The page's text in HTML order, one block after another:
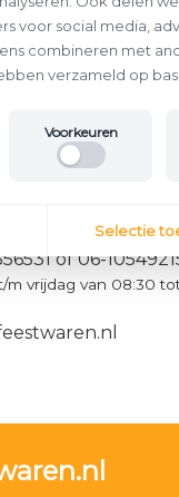
of 06-
m vrijdag van 08:30
voor social media,
combineren met
verzameld op
Voorkeuren
Selectie